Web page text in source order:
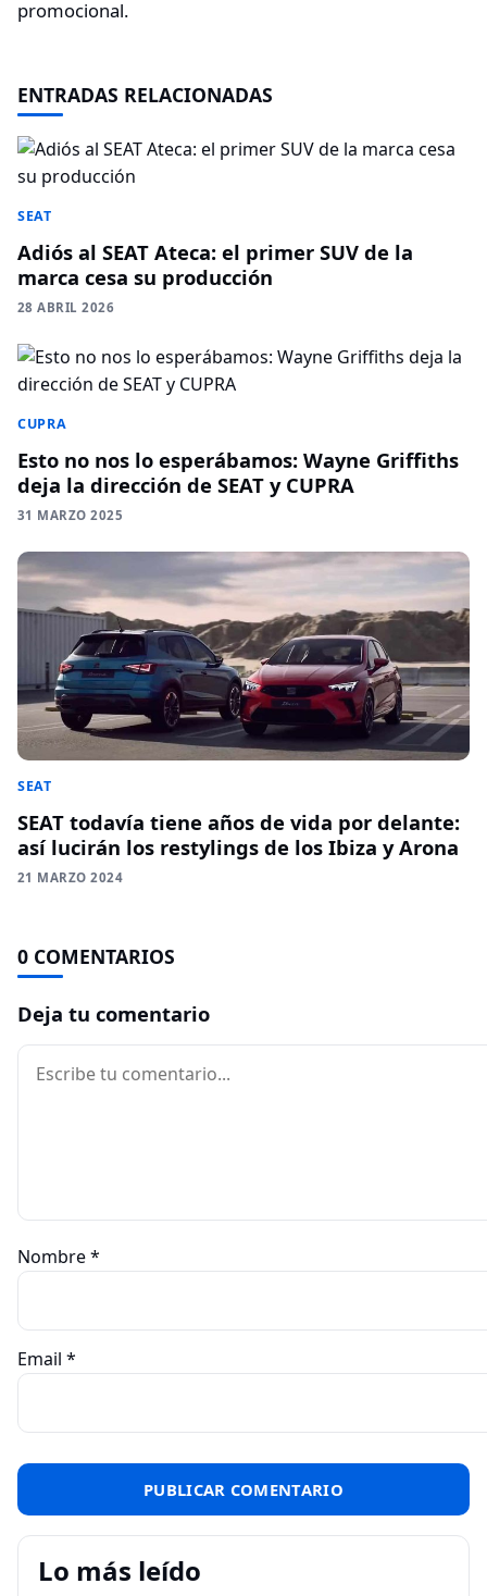
promocional.
ENTRADAS RELACIONADAS
SEAT
Adiós al SEAT Ateca: el primer SUV de la
marca cesa su producción
28 ABRIL 2026
CUPRA
Esto no nos lo esperábamos: Wayne Griffiths
deja la dirección de SEAT y CUPRA
31 MARZO 2025
SEAT
SEAT todavía tiene años de vida por delante:
así lucirán los restylings de los Ibiza y Arona
21 MARZO 2024
0 COMENTARIOS
Deja tu comentario
Comentario
Nombre*
Email *
Lo más leído